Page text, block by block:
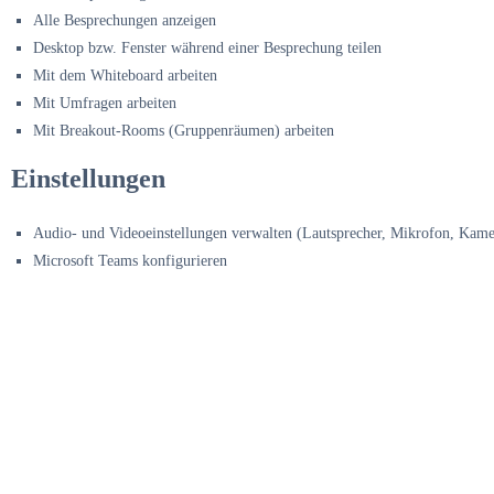
Alle Besprechungen anzeigen
Desktop bzw. Fenster während einer Besprechung teilen
Mit dem Whiteboard arbeiten
Mit Umfragen arbeiten
Mit Breakout-Rooms (Gruppenräumen) arbeiten
Einstellungen
Audio- und Videoeinstellungen verwalten (Lautsprecher, Mikrofon,
Microsoft Teams konfigurieren